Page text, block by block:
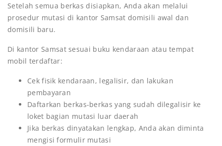
Setelah semua berkas disiapkan, Anda akan melalui
prosedur mutasi di kantor Samsat domisili awal dan
domisili baru.
Di kantor Samsat sesuai buku kendaraan atau tempat
mobil terdaftar:
Cek fisik kendaraan, legalisir, dan lakukan
pembayaran
Daftarkan berkas-berkas yang sudah dilegalisir ke
loket bagian mutasi luar daerah
Jika berkas dinyatakan lengkap, Anda akan diminta
mengisi formulir mutasi